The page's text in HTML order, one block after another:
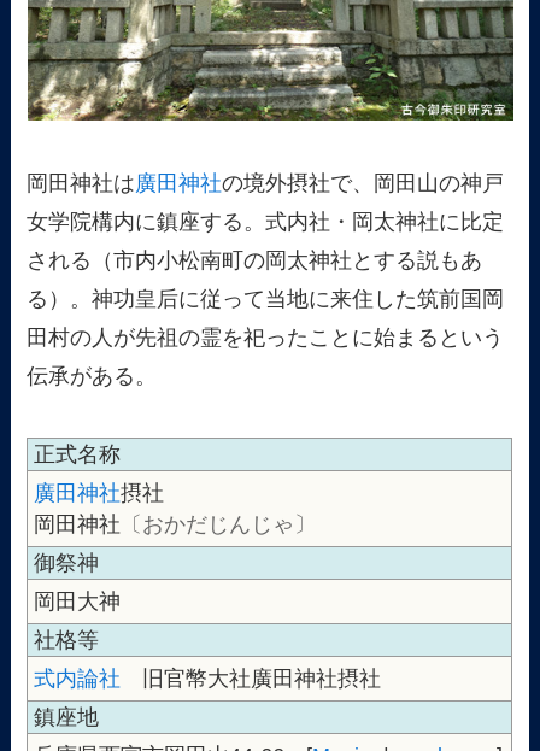
岡田神社は廣田神社の境外摂社で、岡田山の神戸
女学院構内に鎮座する。式内社・岡太神社に比定
される（市内小松南町の岡太神社とする説もあ
る）。神功皇后に従って当地に来住した筑前国岡
田村の人が先祖の霊を祀ったことに始まるという
伝承がある。
正式名称
廣田神社摂社
岡田神社 〔おかだじんじゃ〕
御祭神
岡田大神
社格等
式内論社 旧官幣大社廣田神社摂社
鎮座地